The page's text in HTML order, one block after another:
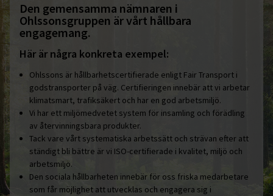
Den gemensamma nämnaren i
Ohlssonsgruppen är vårt hållbara
engagemang.
Här är några konkreta exempel:
Ohlssons är hållbarhetscertifierade enligt Fair Transport i
godstransporter på väg. Certifieringen innebär att vi arbetar
klimatsmart, trafiksäkert och har en god arbetsmiljö.
Vi har ett miljömedvetet system för insamling och förädling
av återvinningsbara produkter.
Tack vare vårt systematiska arbetssätt och strävan efter att
ständigt bli bättre är vi ISO-certifierade i kvalitet, miljö och
arbetsmiljö.
Den sociala hållbarheten innebär för oss friska medarbetare
som får möjlighet att utvecklas och engagera sig i